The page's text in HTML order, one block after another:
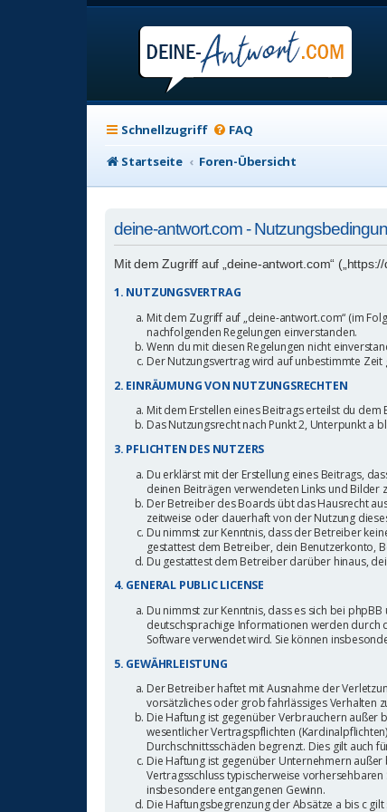
Schnellzugriff FAQ
Startseite
Foren-Übersicht
deine-antwort.com -
Mit dem Zugriff auf „deine-antwort.com“
1. NUTZUNGSVERTRAG
Mit dem Zugriff auf „deine-antwort.com“ (im
nachfolgenden Regelungen einverstanden.
Wenn du mit diesen Regelungen nicht
Der Nutzungsvertrag wird auf unbestimmte Zeit
2. EINRÄUMUNG VON NUTZUNGSRECHTEN
Mit dem Erstellen eines Beitrags erteilst du
Das Nutzungsrecht nach Punkt 2, Unterpunkt a
3. PFLICHTEN DES NUTZERS
Du erklärst mit der Erstellung eines Beitrags,
deinen Beiträgen verwendeten Links und Bilder
Der Betreiber des Boards übt das Hausrecht
zeitweise oder dauerhaft von der Nutzung
Du nimmst zur Kenntnis, dass der Betreiber
gestattest dem Betreiber, dein Benutzerkonto,
Du gestattest dem Betreiber darüber hinaus,
4. GENERAL PUBLIC LICENSE
Du nimmst zur Kenntnis, dass es sich bei
deutschsprachige Informationen werden durch
Software verwendet wird. Sie können
5. GEWÄHRLEISTUNG
Der Betreiber haftet mit Ausnahme der
vorsätzliches oder grob fahrlässiges Verhalten
Die Haftung ist gegenüber Verbrauchern außer
wesentlicher Vertragspflichten
Durchschnittsschäden begrenzt. Dies gilt auch
Die Haftung ist gegenüber Unternehmern
Vertragsschluss typischerweise
insbesondere entgangenen Gewinn.
Die Haftungsbegrenzung der Absätze a bis c